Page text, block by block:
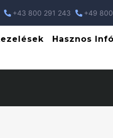
+43 800 291 243 +49
Hasznos
Hiba